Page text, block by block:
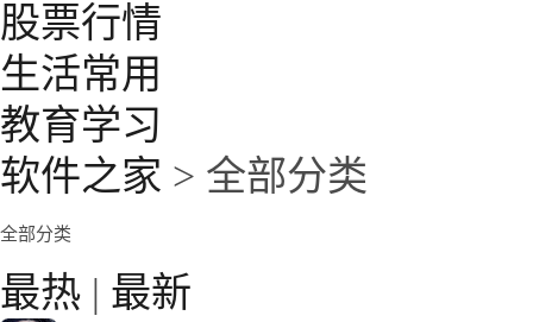
股票行情
生活常用
教育学习
软件之家 > 全部分类
全部分类
最热 | 最新